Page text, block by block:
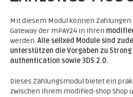
Mit diesem Modul können
Gateway der mPAY24 in Ihren
werden. Alle sellxed Module sind
unterstützen die Vorgaben zu Strong
authentication sowie 3DS 2.0.
Dieses Zahlungsmodul bietet ein
zwischen Ihrem modified-shop Shop